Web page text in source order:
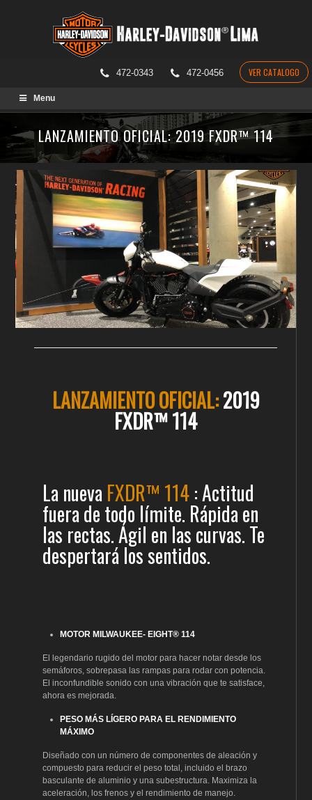
472-0343 472-0456 VER CATALOGO
Menu
LANZAMIENTO OFICIAL: 2019 FXDR™ 114
LANZAMIENTO OFICIAL:2019
FXDR™ 114
La nueva FXDR™ 114: Actitud
fuera de todo límite. Rápida en
las rectas. Ágil en las curvas. Te
despertará los sentidos.
MOTOR MILWAUKEE- EIGHT® 114
El legendario rugido del motor para hacer notar desde los
semáforos, sobrepasa las rampas para rodar con potencia.
El inconfundible sonido con una vibración que te satisface,
ahora es mejorada.
PESO MÁS LÍGERO PARA EL RENDIMIENTO
MÁXIMO
Diseñado con un número de componentes de aleación y
compuesto para reducir el peso total, incluido el brazo
basculante de aluminio y una subestructura. Maximiza la
aceleración, los frenos y el rendimiento de manejo.